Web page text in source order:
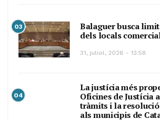
03
Balaguer busca
dels locals
31, juliol, 2026 - 13:58
04
La justícia més
Oficines de Justícia
tràmits i la
als municipis de